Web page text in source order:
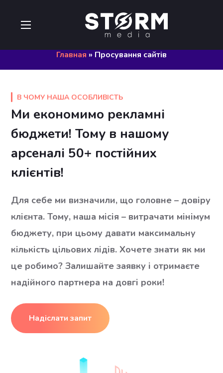
Главная » Просування сайтів
В ЧОМУ НАША ОСОБЛИВІСТЬ
Ми економимо рекламні
бюджети! Тому в нашому
арсеналі 50+ постійних
клієнтів!
Для себе ми визначили, що головне – довіру
клієнта. Тому, наша місія – витрачати мінімум
бюджету, при цьому давати максимальну
кількість цільових лідів. Хочете знати як ми
це робимо? Залишайте заявку і отримаєте
надійного партнера на довгі роки!
Надіслати запит